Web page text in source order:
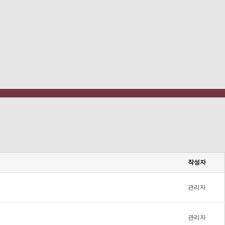
작성자
관리자
관리자